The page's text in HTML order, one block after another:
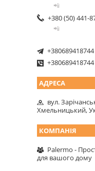
📲
+380 (50) 441-
📲
+380689418744
+380689418744
вул.
Хмельницький,
Palermo -
для вашого дому